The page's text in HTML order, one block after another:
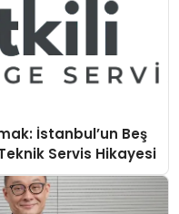
İstanbul’un Beş
Servis Hikayesi